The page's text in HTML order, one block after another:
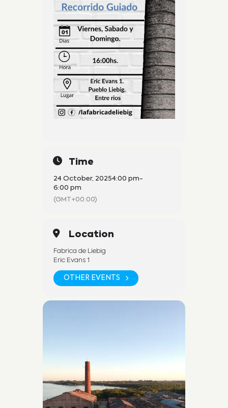
Time
24 October, 20254:00 pm-
6:00 pm
(GMT+00:00)
Location
Fabrica de Liebig
Eric Evans 1
OTHER EVENTS